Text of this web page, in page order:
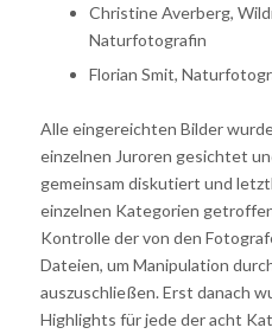
Christine Averberg,
Naturfotografin
Florian Smit,
Alle eingereichten Bilder
einzelnen Juroren gesichtet
gemeinsam diskutiert und
einzelnen Kategorien
Kontrolle der von den
Dateien, um Manipulation
auszuschließen. Erst danach
Highlights für jede der acht